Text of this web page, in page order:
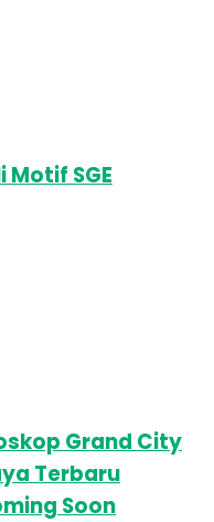
Motif SGE
Grand City
Terbaru
Soon